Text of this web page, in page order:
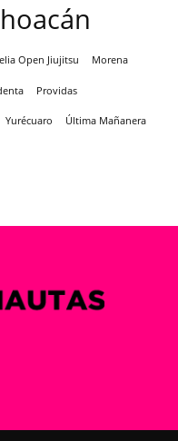
Open Jiujitsu Morena
Providas
Yurécuaro Última Mañanera